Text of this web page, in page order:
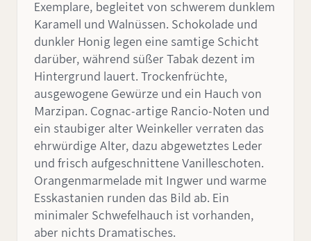
Exemplare, begleitet von schwerem dunklem
Karamell und Walnüssen. Schokolade und
dunkler Honig legen eine samtige Schicht
darüber, während süßer Tabak dezent im
Hintergrund lauert. Trockenfrüchte,
ausgewogene Gewürze und ein Hauch von
Marzipan. Cognac-artige Rancio-Noten und
ein staubiger alter Weinkeller verraten das
ehrwürdige Alter, dazu abgewetztes Leder
und frisch aufgeschnittene Vanilleschoten.
Orangenmarmelade mit Ingwer und warme
Esskastanien runden das Bild ab. Ein
minimaler Schwefelhauch ist vorhanden,
aber nichts Dramatisches.